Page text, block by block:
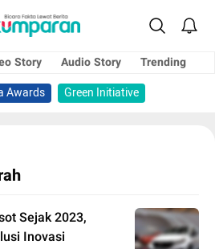
Story Audio Story
Trending
Awards
Green Initiative
Sejak 2023,
Inovasi